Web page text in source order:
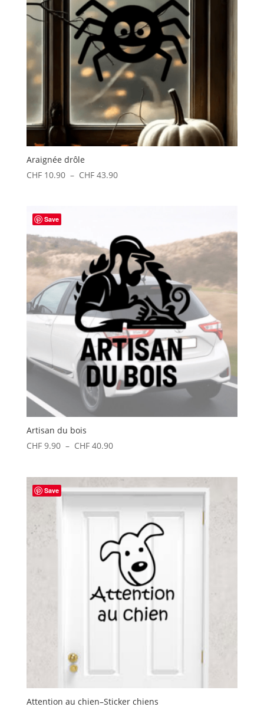
Araignée drôle
CHF10.90 – CHF43.90Plage
CHF 43.90
Save
Artisan du bois
CHF9.90 – CHF40.90Plage
CHF 9.90
CHF 40.90
Save
Attention au chien–Sticker chiens